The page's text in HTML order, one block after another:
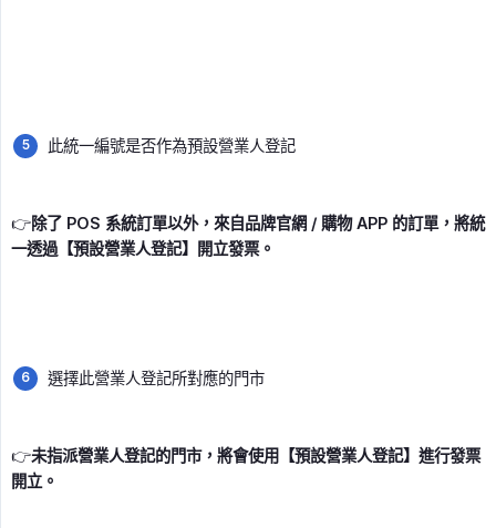
此統一編號是否作為預設營業人登記
👉除了 POS 系統訂單以外，來自品牌官網 / 購物 APP 的訂單，將統
一透過【預設營業人登記】開立發票。
選擇此營業人登記所對應的門市
👉未指派營業人登記的門市，將會使用【預設營業人登記】進行發票
開立。